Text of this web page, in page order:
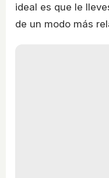
ideal es que le
de un modo más